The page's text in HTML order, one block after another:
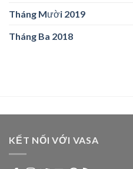
Tháng Mười 2019
Tháng Ba 2018
KẾT NỐI VỚI VASA